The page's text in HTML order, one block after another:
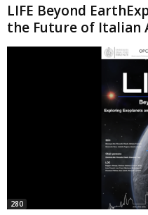
LIFE Beyond
the Future of Italian
280